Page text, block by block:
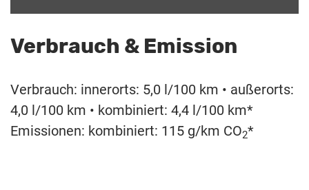
Verbrauch & Emission
Verbrauch: innerorts: 5,0 l/100 km • außerorts:
4,0 l/100 km • kombiniert: 4,4 l/100 km*
Emissionen: kombiniert: 115 g/km CO2*